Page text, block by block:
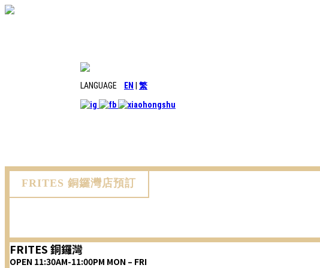
LANGUAGE EN 繁
FRITES 銅鑼灣店預訂
FRITES 銅鑼灣
OPEN 11:30AM-11:00PM MON – FRI